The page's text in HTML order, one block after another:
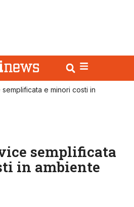
e minori costi in
semplificata
in ambiente